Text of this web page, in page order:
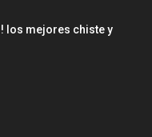
los mejores chiste y